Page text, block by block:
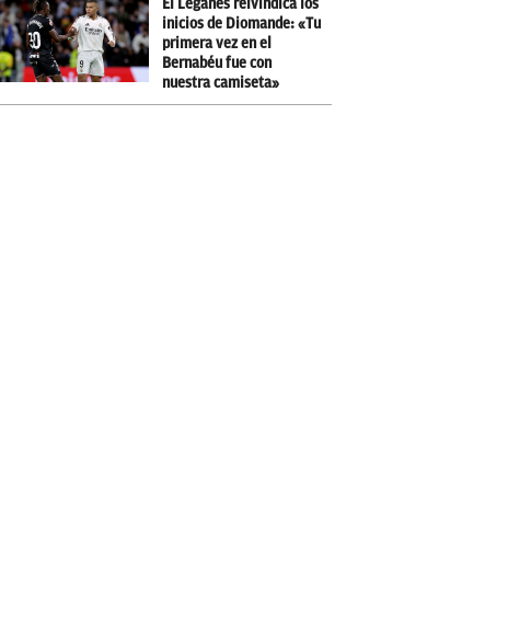
El Leganés reivindica los
inicios de Diomande: «Tu
primera vez en el
Bernabéu fue con
nuestra camiseta»